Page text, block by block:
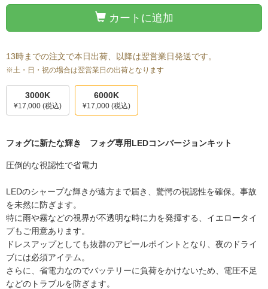
カートに追加
13時までの注文で本日出荷、以降は翌営業日発送です。
※土・日・祝の場合は翌営業日の出荷となります
3000K
¥17,000 (税込)
6000K
¥17,000 (税込)
フォグに新たな輝き フォグ専用LEDコンバージョンキット
圧倒的な視認性で省電力
LEDのシャープな輝きが遠方まで届き、驚愕の視認性を確保。事故
を未然に防ぎます。
特に雨や霧などの視界が不透明な時に力を発揮する、イエロータイ
プもご用意あります。
ドレスアップとしても抜群のアピールポイントとなり、夜のドライ
ブには必須アイテム。
さらに、省電力なのでバッテリーに負荷をかけないため、電圧不足
などのトラブルを防ぎます。